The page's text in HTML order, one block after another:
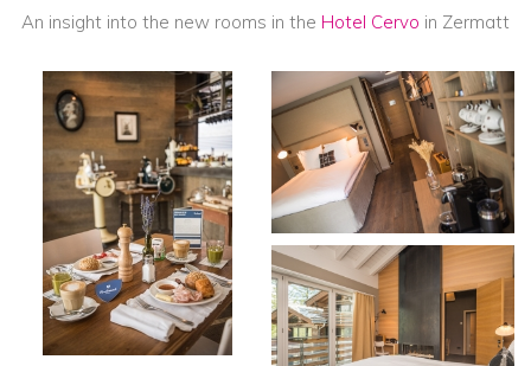
An insight into the new rooms in the Hotel Cervo in Zermatt